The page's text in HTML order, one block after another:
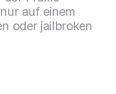
auf einem
oder jailbroken